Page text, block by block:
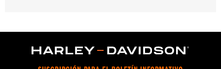
FLHXU y FLTRXRRSE 2025 y posteriores) y Trike 2017 y
posteriores con H-D® Smart Security System. No se adapta a
modelos de Japón. Se requiere la instalación en el